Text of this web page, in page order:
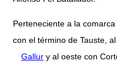
Perteneciente a la comarca
con el término de Tauste,
Gallur y al oeste con